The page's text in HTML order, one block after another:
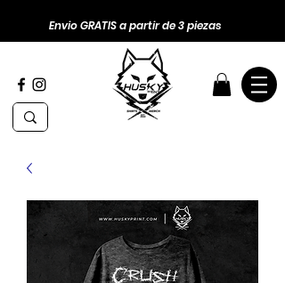
Envio GRATIS a partir de 3 piezas